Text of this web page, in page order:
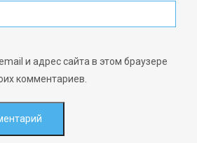
и адрес сайта в этом браузере
комментариев.